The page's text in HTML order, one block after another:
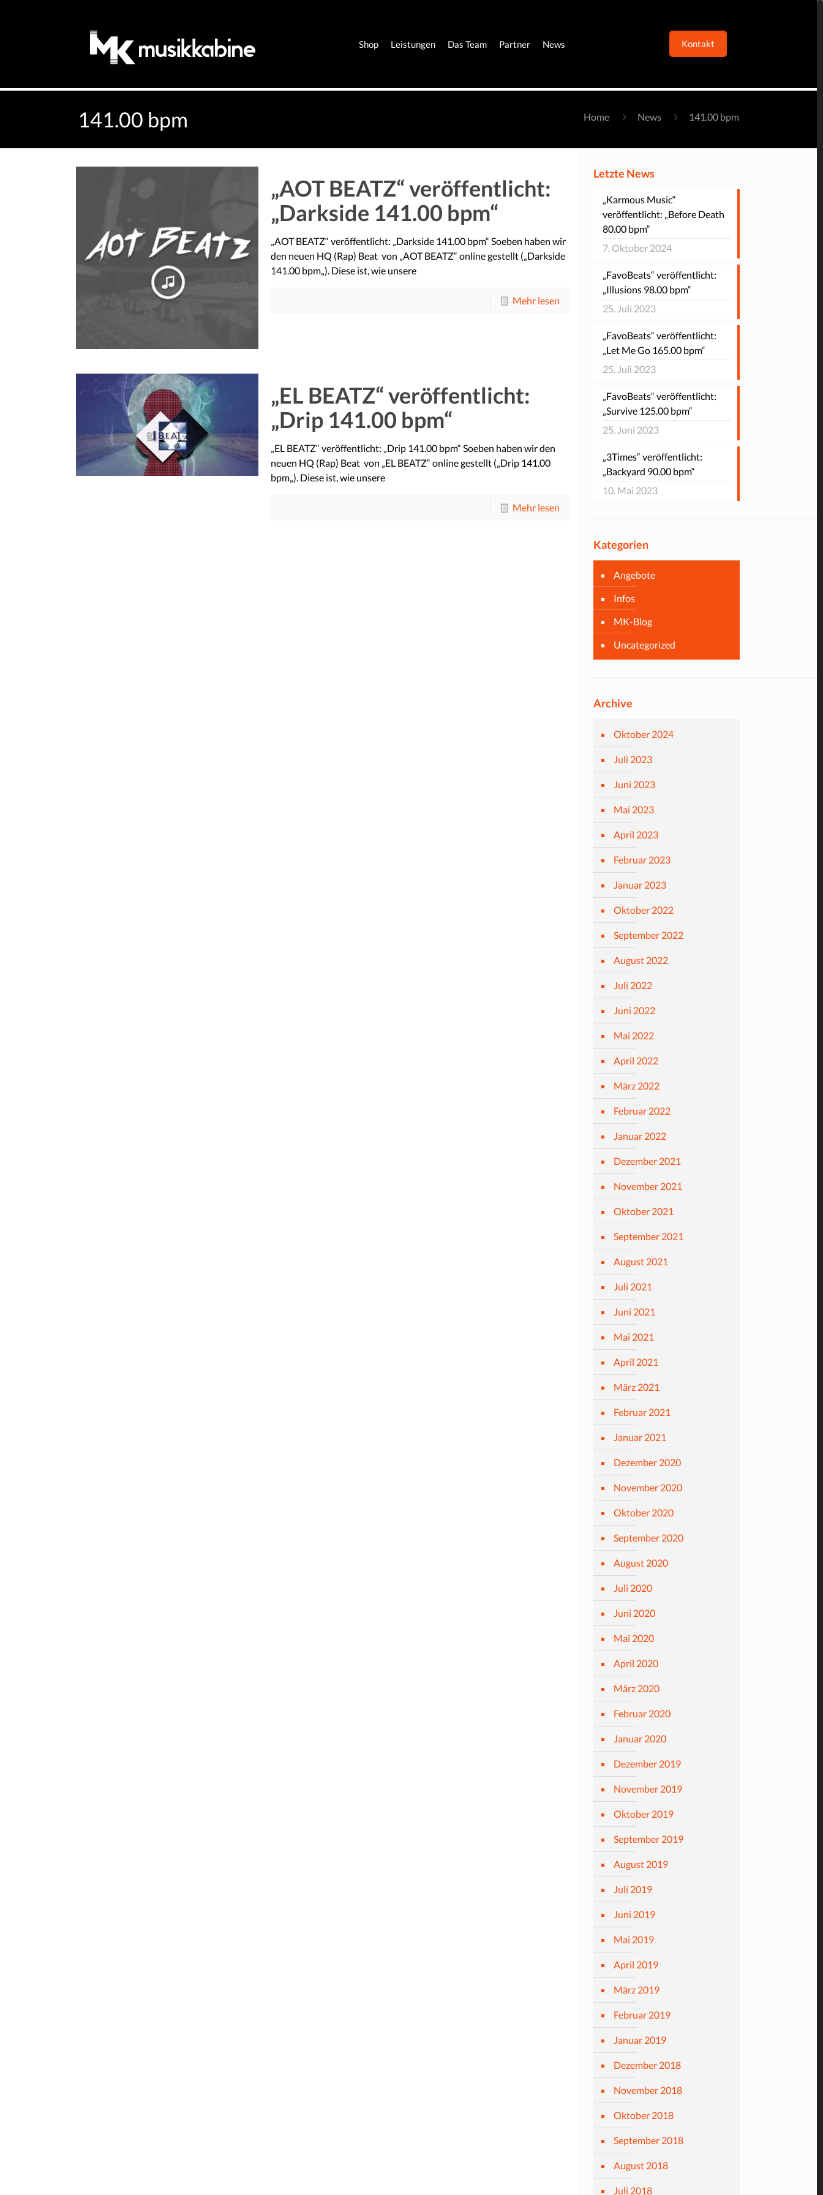
Shop Leistungen Das Team Partner News Kontakt
141.00 bpm Home News 141.00 bpm
„AOT BEATZ“ veröffentlicht:
„Darkside 141.00 bpm“
„AOT BEATZ“ veröffentlicht: „Darkside 141.00 bpm“ Soeben haben wir
den neuen HQ (Rap) Beat von „AOT BEATZ“ online gestellt („Darkside
141.00 bpm„). Diese ist, wie unsere
Mehr lesen
„EL BEATZ“ veröffentlicht:
„Drip 141.00 bpm“
„EL BEATZ“ veröffentlicht: „Drip 141.00 bpm“ Soeben haben wir den
neuen HQ (Rap) Beat von „EL BEATZ“ online gestellt („Drip 141.00
bpm„). Diese ist, wie unsere
Mehr lesen
Letzte News
„Karmous Music“
veröffentlicht: „Before Death
80.00 bpm“
7. Oktober 2024
„FavoBeats“ veröffentlicht:
„Illusions 98.00 bpm“
25. Juli 2023
„FavoBeats“ veröffentlicht:
„Let Me Go 165.00 bpm“
25. Juli 2023
„FavoBeats“ veröffentlicht:
„Survive 125.00 bpm“
25. Juni 2023
„3Times“ veröffentlicht:
„Backyard 90.00 bpm“
10. Mai 2023
Kategorien
Angebote
Infos
MK-Blog
Uncategorized
Archive
Oktober 2024
Juli 2023
Juni 2023
Mai 2023
April 2023
Februar 2023
Januar 2023
Oktober 2022
September 2022
August 2022
Juli 2022
Juni 2022
Mai 2022
April 2022
März 2022
Februar 2022
Januar 2022
Dezember 2021
November 2021
Oktober 2021
September 2021
August 2021
Juli 2021
Juni 2021
Mai 2021
April 2021
März 2021
Februar 2021
Januar 2021
Dezember 2020
November 2020
Oktober 2020
September 2020
August 2020
Juli 2020
Juni 2020
Mai 2020
April 2020
März 2020
Februar 2020
Januar 2020
Dezember 2019
November 2019
Oktober 2019
September 2019
August 2019
Juli 2019
Juni 2019
Mai 2019
April 2019
März 2019
Februar 2019
Januar 2019
Dezember 2018
November 2018
Oktober 2018
September 2018
August 2018
Juli 2018